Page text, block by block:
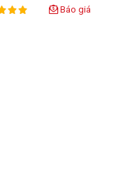
Rating: Báo giá